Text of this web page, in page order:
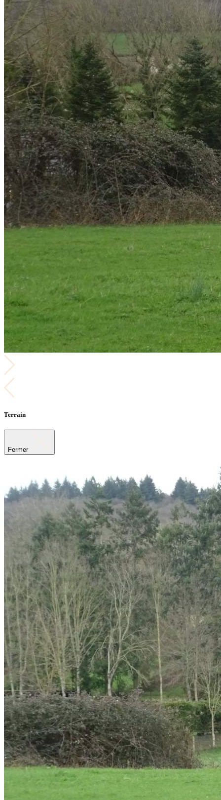
Terrain
Fermer